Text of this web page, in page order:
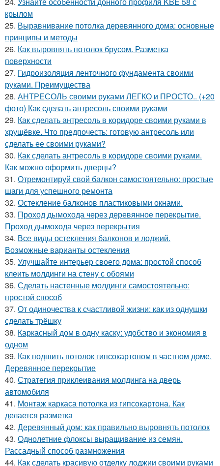
крылом
25. Выравнивание потолка деревянного дома: основные
принципы и методы
26. Как выровнять потолок брусом. Разметка
поверхности
27. Гидроизоляция ленточного фундамента своими
руками. Преимущества
28. АНТРЕСОЛЬ своими руками ЛЕГКО и ПРОСТО.. (+20
фото) Как сделать антресоль своими руками
29. Как сделать антресоль в коридоре своими руками в
хрущёвке. Что предпочесть: готовую антресоль или
сделать ее своими руками?
30. Как сделать антресоль в коридоре своими руками.
Как можно оформить дверцы?
31. Отремонтируй свой балкон самостоятельно: простые
шаги для успешного ремонта
32. Остекление балконов пластиковыми окнами.
33. Проход дымохода через деревянное перекрытие.
Проход дымохода через перекрытия
34. Все виды остекления балконов и лоджий.
Возможные варианты остекления
35. Улучшайте интерьер своего дома: простой способ
клеить молдинги на стену с обоями
36. Сделать настенные молдинги самостоятельно:
простой способ
37. От одиночества к счастливой жизни: как из однушки
сделать трёшку
38. Каркасный дом в одну каску: удобство и экономия в
одном
39. Как подшить потолок гипсокартоном в частном доме.
Деревянное перекрытие
40. Стратегия приклеивания молдинга на дверь
автомобиля
41. Монтаж каркаса потолка из гипсокартона. Как
делается разметка
42. Деревянный дом: как правильно выровнять потолок
43. Однолетние флоксы выращивание из семян.
Рассадный способ размножения
44. Как сделать красивую отделку лоджии своими руками